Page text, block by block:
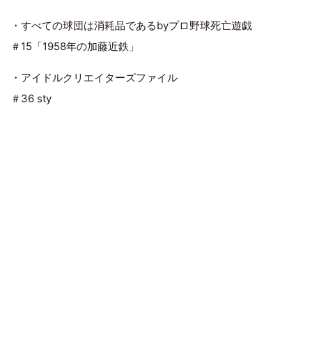
・すべての球団は消耗品であるbyプロ野球死亡遊戯
＃15「1958年の加藤近鉄」
・アイドルクリエイターズファイル
＃36 sty